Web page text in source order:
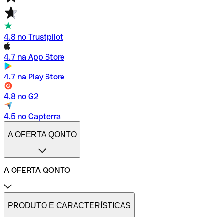
4.8 no Trustpilot
4.7 na App Store
4.7 na Play Store
4.8 no G2
4.5 no Capterra
A OFERTA QONTO
A OFERTA QONTO
Tarifas
Conta profissional online
PRODUTO E CARACTERÍSTICAS